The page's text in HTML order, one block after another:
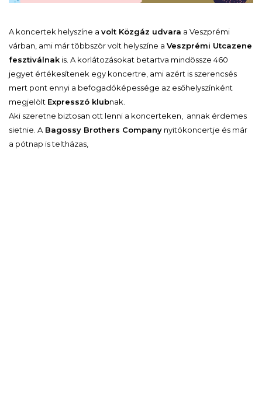
A koncertek helyszíne a volt Közgáz udvara a Veszprémi
várban, ami már többször volt helyszíne a Veszprémi Utcazene
fesztiválnak is. A korlátozásokat betartva mindössze 460
jegyet értékesítenek egy koncertre, ami azért is szerencsés
mert pont ennyi a befogadóképessége az esőhelyszínként
megjelölt Expresszó klubnak.
Aki szeretne biztosan ott lenni a koncerteken, annak érdemes
sietnie. A Bagossy Brothers Company nyitókoncertje és már
a pótnap is teltházas,